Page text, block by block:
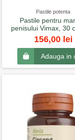
Pastile potenta
Pastile pentru
penisului Vimax, 30
156,00 lei
Adauga in